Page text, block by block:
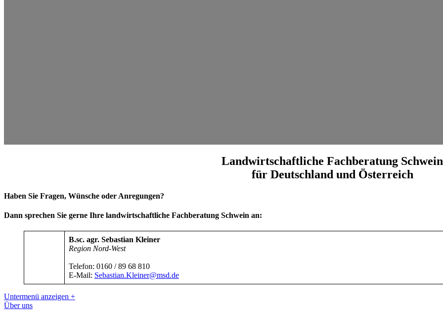
Landwirtschaftliche Fachberatung Schwein
für Deutschland und Österreich
Haben Sie Fragen, Wünsche oder Anregungen?
Dann sprechen Sie gerne Ihre landwirtschaftliche Fachberatung Schwein an:
B.sc. agr. Sebastian Kleiner
Region Nord-West
Telefon: 0160 / 89 68 810
E-Mail: Sebastian.Kleiner@msd.de
Untermenü anzeigen +
Über uns